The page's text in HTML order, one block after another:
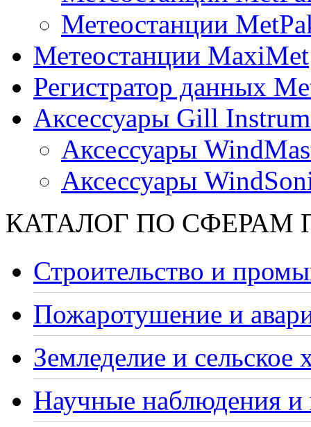
Метеостанции
Метеостанции MaxiMet
Регистратор данных
Аксессуары Gill
Аксессуары
Аксессуары
КАТАЛОГ ПО СФЕРАМ
Строительство и
Пожаротушение и
Земледелие и сельское
Научные наблюдения и